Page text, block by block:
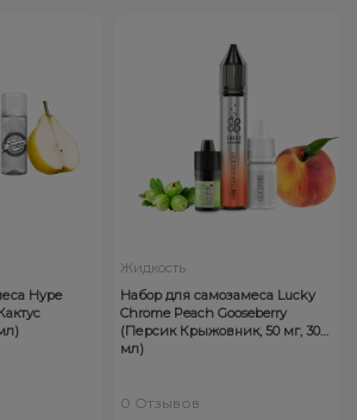
Hype
Жидкость
Набор для самозамеса Lucky
Chrome Peach Gooseberry
(Персик Крыжовник, 50 мг, 30
мл)
0 Отзывов